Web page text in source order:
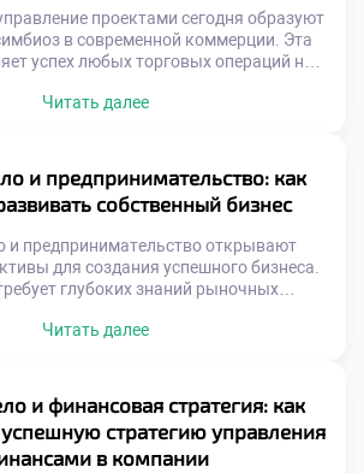
проектами сегодня образуют
в современной коммерции. Эта
успех любых торговых операций на
в хаос. Грамотное управление
критических ошибок. Именно этот
делает специалиста ценным […]
Читать далее
и предпринимательство: как
собственный бизнес
и предпринимательство открывают
для создания успешного бизнеса.
глубоких знаний рыночных
основы экономики и правового
сути торговых процессов
любого коммерческого
торговля трансформируется под
цифровых технологий […]
Читать далее
и финансовая стратегия: как
стратегию управления
в компании